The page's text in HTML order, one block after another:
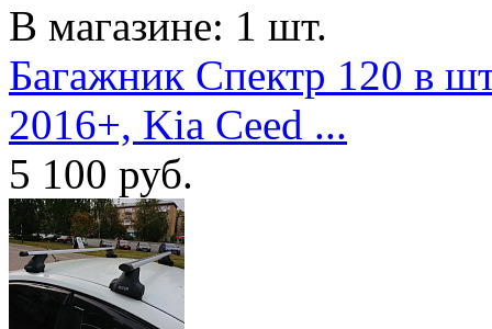
В магазине: 1 шт.
Багажник Спектр 120 в
2016+, Kia Ceed ...
5 100 руб.